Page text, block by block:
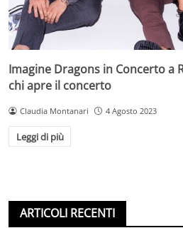
Imagine Dragons in Concerto a
chi apre il concerto
Claudia Montanari 4 Agosto 2023
Leggi di più
ARTICOLI RECENTI